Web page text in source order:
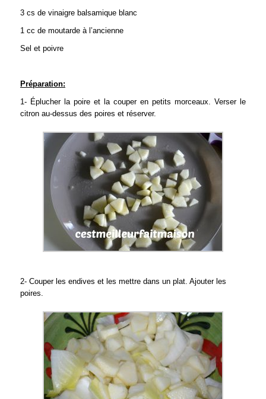
3 cs de vinaigre balsamique blanc
1 cc de moutarde à l’ancienne
Sel et poivre
Préparation:
1- Éplucher la poire et la couper en petits morceaux. Verser le
citron au-dessus des poires et réserver.
2- Couper les endives et les mettre dans un plat. Ajouter les
poires.